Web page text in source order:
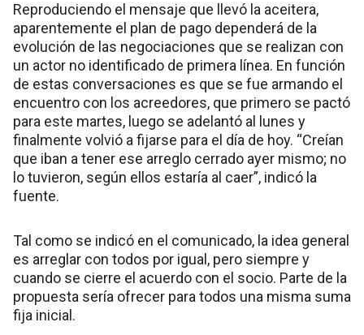
Reproduciendo el mensaje que llevó la aceitera,
aparentemente el plan de pago dependerá de la
evolución de las negociaciones que se realizan con
un actor no identificado de primera línea. En función
de estas conversaciones es que se fue armando el
encuentro con los acreedores, que primero se pactó
para este martes, luego se adelantó al lunes y
finalmente volvió a fijarse para el día de hoy. “Creían
que iban a tener ese arreglo cerrado ayer mismo; no
lo tuvieron, según ellos estaría al caer”, indicó la
fuente.
Tal como se indicó en el comunicado, la idea general
es arreglar con todos por igual, pero siempre y
cuando se cierre el acuerdo con el socio. Parte de la
propuesta sería ofrecer para todos una misma suma
fija inicial.